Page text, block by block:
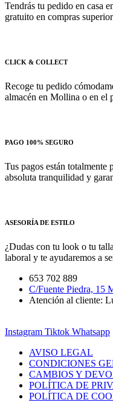
Tendrás tu pedido en casa
gratuito en compras
CLICK & COLLECT
Recoge tu pedido
almacén en Mollina o en el
PAGO 100% SEGURO
Tus pagos están totalmente
absoluta tranquilidad y
ASESORÍA DE ESTILO
¿Dudas con tu look o tu
laboral y te ayudaremos a
653 702 889
C/Fuente Piedra, 15
Atención al cliente:
Instagram Tiktok Whatsapp
AVISO LEGAL
CONDICIONES
CAMBIOS Y
POLÍTICA DE
POLÍTICA DE